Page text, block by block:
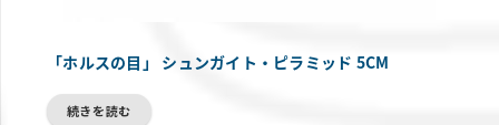
「ホルスの目」 シュンガイト・ピラミッド 5CM
続きを読む